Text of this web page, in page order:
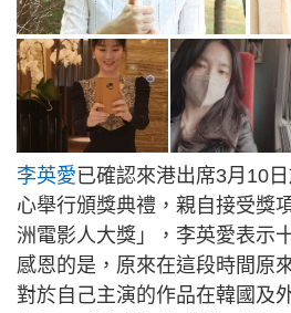
李英愛已確認來港出席3月10
心舉行頒獎典禮，親自接受獎
洲電影人大獎」，李英愛表示
感恩的是，原來在這段時間原
對於自己主演的作品在韓國及